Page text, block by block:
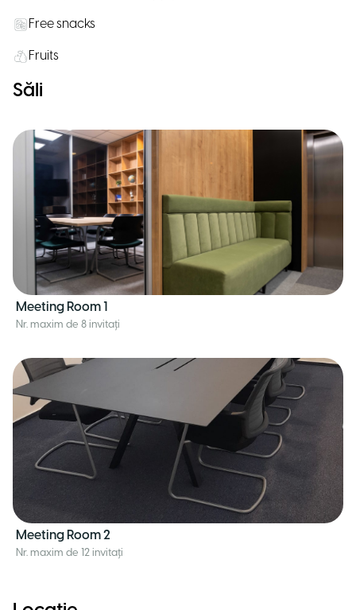
Free snacks
Fruits
Săli
Meeting Room 1
Nr. maxim de 8 invitați
Meeting Room 2
Nr. maxim de 12 invitați